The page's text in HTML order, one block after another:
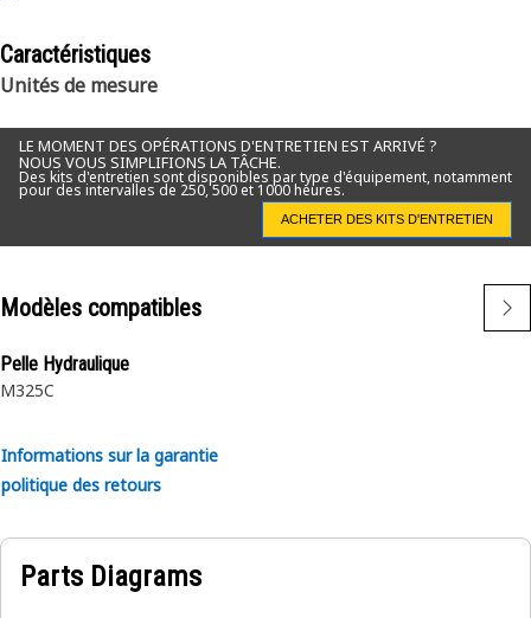
Caractéristiques
Unités de mesure
LE MOMENT DES OPÉRATIONS D'ENTRETIEN EST ARRIVÉ ?
NOUS VOUS SIMPLIFIONS LA TÂCHE.
Des kits d'entretien sont disponibles par type d'équipement, notamment
pour des intervalles de 250, 500 et 1000 heures.
ACHETER DES KITS D'ENTRETIEN
Modèles compatibles
Pelle Hydraulique
M325C
Informations sur la garantie
politique des retours
Parts Diagrams